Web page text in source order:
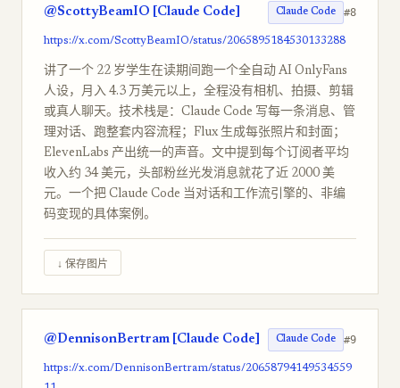
@ScottyBeamIO [Claude Code] Claude Code #8
https://x.com/ScottyBeamIO/status/2065895184530133288
讲了一个 22 岁学生在读期间跑一个全自动 AI OnlyFans
人设，月入 4.3 万美元以上，全程没有相机、拍摄、剪辑
或真人聊天。技术栈是：Claude Code 写每一条消息、管
理对话、跑整套内容流程；Flux 生成每张照片和封面；
ElevenLabs 产出统一的声音。文中提到每个订阅者平均
收入约 34 美元，头部粉丝光发消息就花了近 2000 美
元。一个把 Claude Code 当对话和工作流引擎的、非编
码变现的具体案例。
↓ 保存图片
@DennisonBertram [Claude Code] Claude Code #9
https://x.com/DennisonBertram/status/20658794149534559